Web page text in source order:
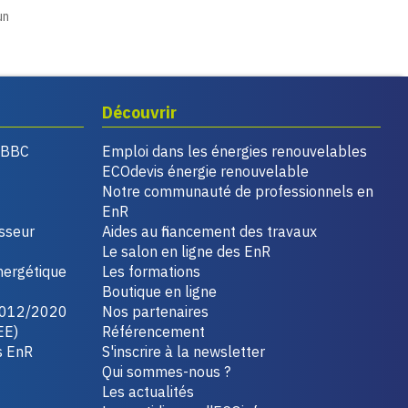
2020
EnR
Découvrir
Emploi dans les énergies renouvelables
ECOdevis énergie renouvelable
Notre communauté de professionnels en
EnR
Aides au financement des travaux
Le salon en ligne des EnR
Les formations
Boutique en ligne
Nos partenaires
Référencement
S'inscrire à la newsletter
Qui sommes-nous ?
Les actualités